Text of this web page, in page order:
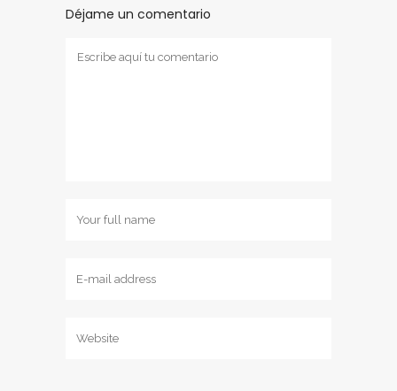
Déjame un comentario